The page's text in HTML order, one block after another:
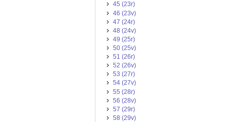
45 (23r)
46 (23v)
47 (24r)
48 (24v)
49 (25r)
50 (25v)
51 (26r)
52 (26v)
53 (27r)
54 (27v)
55 (28r)
56 (28v)
57 (29r)
58 (29v)